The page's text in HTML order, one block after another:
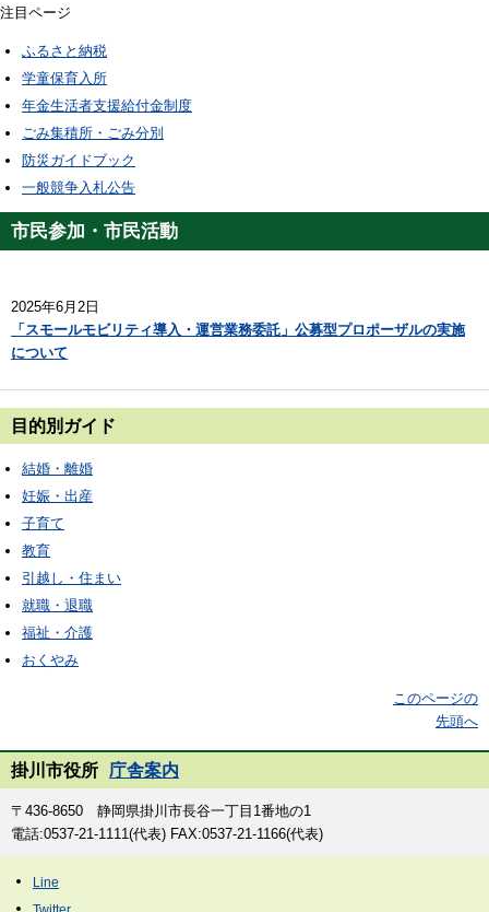
注目ページ
ふるさと納税
学童保育入所
年金生活者支援給付金制度
ごみ集積所・ごみ分別
防災ガイドブック
一般競争入札公告
市民参加・市民活動
2025年6月2日
「スモールモビリティ導入・運営業務委託」公募型プロポーザルの実施
について
目的別ガイド
結婚・離婚
妊娠・出産
子育て
教育
引越し・住まい
就職・退職
福祉・介護
おくやみ
このページの
先頭へ
掛川市役所 庁舎案内
〒436-8650 静岡県掛川市長谷一丁目1番地の1
電話:0537-21-1111(代表) FAX:0537-21-1166(代表)